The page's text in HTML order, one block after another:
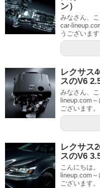
ン）
みなさん、
car-
うございま
レクサス
スのV6
みなさん、
lineup.com
ございます
レクサス
スのV6
こんにちは
lineup.com
ございます